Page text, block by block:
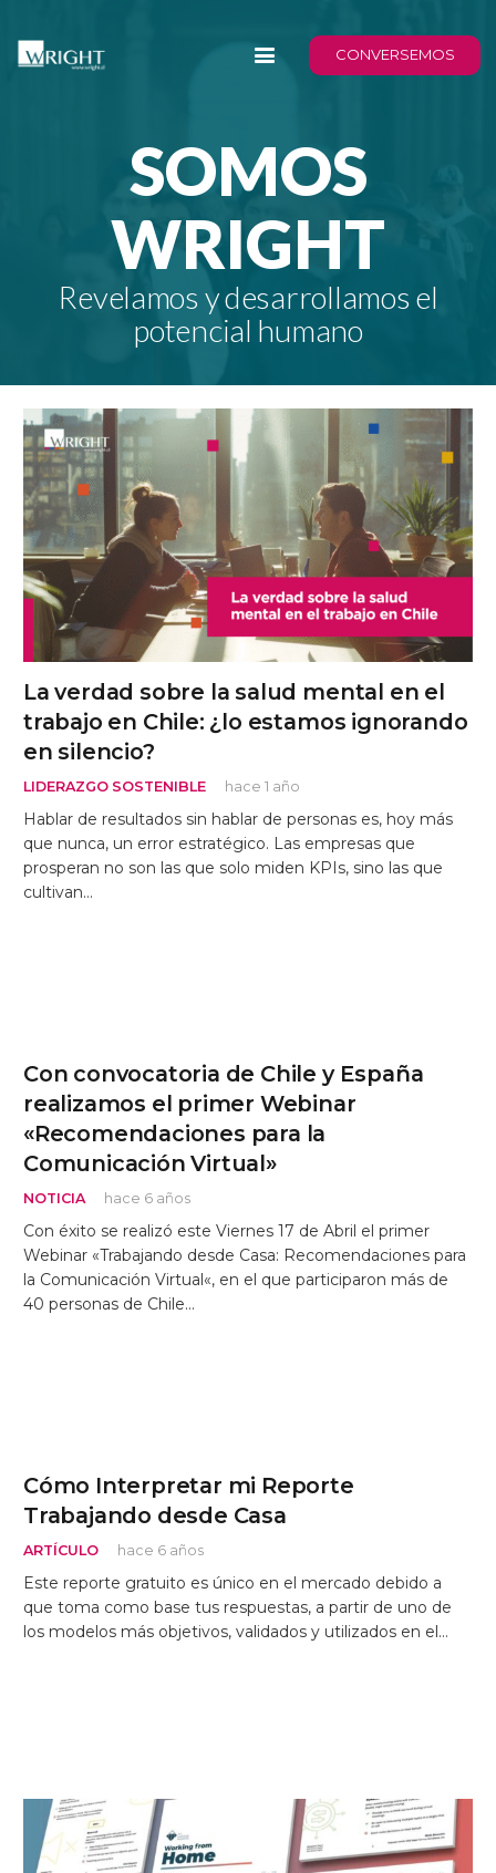
CONVERSEMOS
SOMOS
WRIGHT
Revelamos y desarrollamos el
potencial humano
La verdad sobre la salud mental en el
trabajo en Chile: ¿lo estamos ignorando
en silencio?
LIDERAZGO SOSTENIBLE hace 1 año
Hablar de resultados sin hablar de personas es, hoy más
que nunca, un error estratégico. Las empresas que
prosperan no son las que solo miden KPIs, sino las que
cultivan…
Con convocatoria de Chile y España
realizamos el primer Webinar
«Recomendaciones para la
Comunicación Virtual»
NOTICIA hace 6 años
Con éxito se realizó este Viernes 17 de Abril el primer
Webinar «Trabajando desde Casa: Recomendaciones para
la Comunicación Virtual«, en el que participaron más de
40 personas de Chile…
Cómo Interpretar mi Reporte
Trabajando desde Casa
ARTÍCULO hace 6 años
Este reporte gratuito es único en el mercado debido a
que toma como base tus respuestas, a partir de uno de
los modelos más objetivos, validados y utilizados en el…